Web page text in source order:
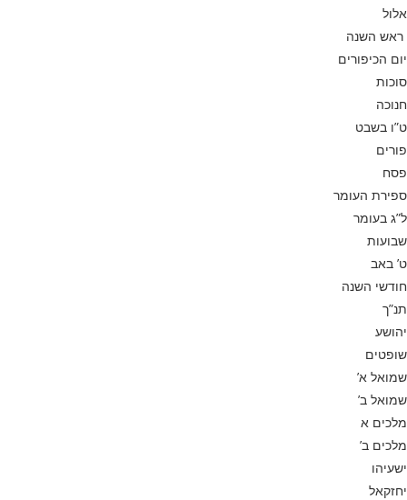
אלול
ראש השנה
יום הכיפורים
סוכות
חנוכה
ט”ו בשבט
פורים
פסח
ספירת העומר
ל”ג בעומר
שבועות
ט’ באב
חודשי השנה
תנ”ך
יהושע
שופטים
שמואל א’
שמואל ב’
מלכים א
מלכים ב’
ישעיהו
יחזקאל